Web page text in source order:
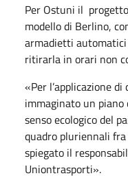
Per Ostuni il
modello di Berlino,
armadietti
ritirarla in orari non
«Per l’applicazione
immaginato un
senso ecologico del
quadro pluriennali
spiegato il
Uniontrasporti».